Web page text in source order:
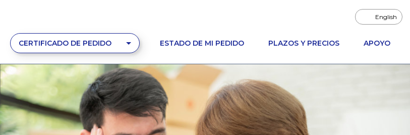
English
CERTIFICADO DE PEDIDO ESTADO DE MI PEDIDO PLAZOS Y PRECIOS APOYO